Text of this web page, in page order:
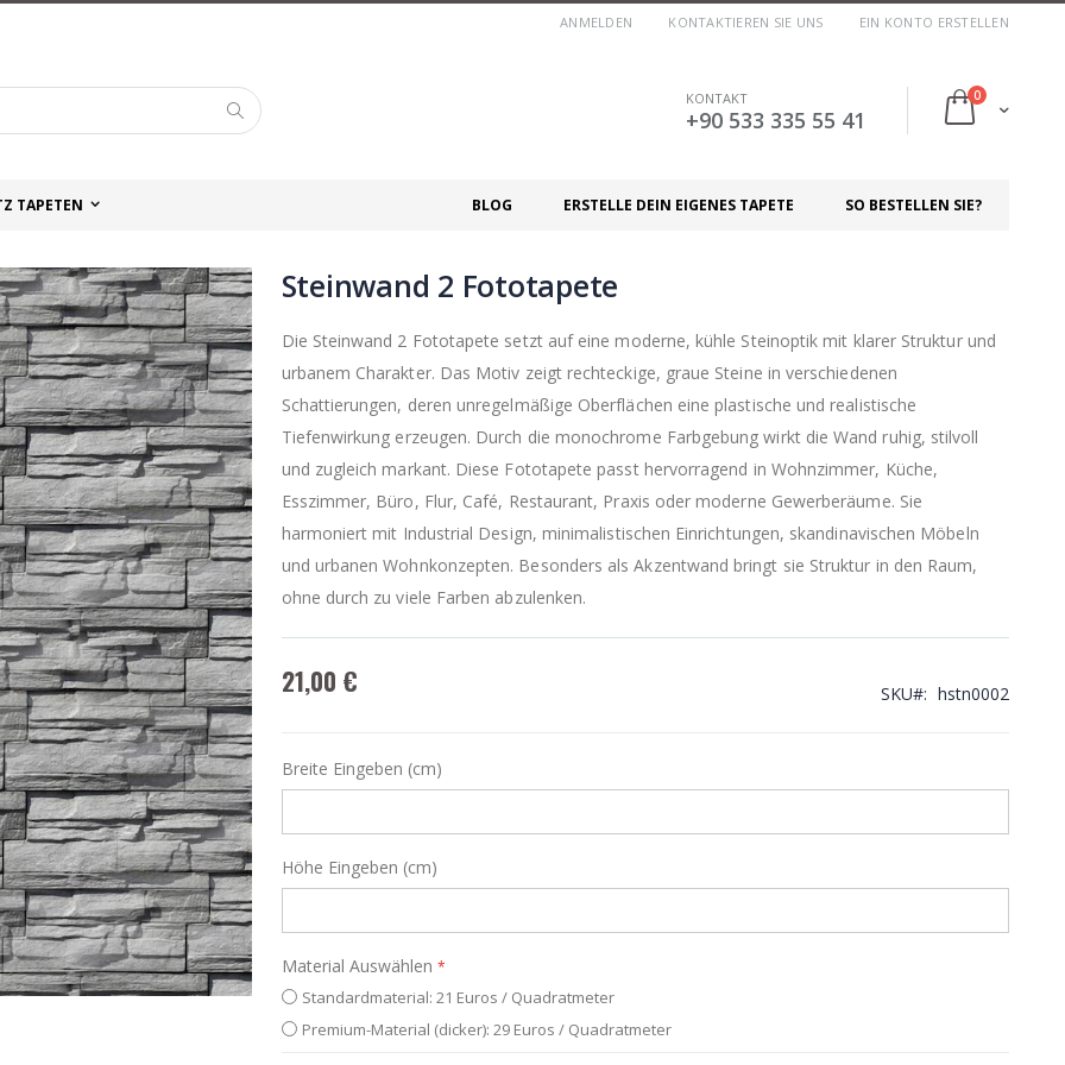
ANMELDEN KONTAKTIEREN SIE UNS EIN KONTO ERSTELLEN
Cart
0Artikel
Suche KONTAKT
+90 533 335 55 41
TAPETEN SO BESTELLEN SIE?
ERSTELLE DEIN EIGENES TAPETE
BLOG
Steinwand 2 Fototapete
Die Steinwand 2 Fototapete setzt auf eine moderne, kühle Steinoptik mit klarer Struktur und
urbanem Charakter. Das Motiv zeigt rechteckige, graue Steine in verschiedenen
Schattierungen, deren unregelmäßige Oberflächen eine plastische und realistische
Tiefenwirkung erzeugen. Durch die monochrome Farbgebung wirkt die Wand ruhig, stilvoll
und zugleich markant. Diese Fototapete passt hervorragend in Wohnzimmer, Küche,
Esszimmer, Büro, Flur, Café, Restaurant, Praxis oder moderne Gewerberäume. Sie
harmoniert mit Industrial Design, minimalistischen Einrichtungen, skandinavischen Möbeln
und urbanen Wohnkonzepten. Besonders als Akzentwand bringt sie Struktur in den Raum,
ohne durch zu viele Farben abzulenken.
21,00 € SKU hstn0002
Breite Eingeben (cm)
Höhe Eingeben (cm)
Material Auswählen
Standardmaterial: 21 Euros / Quadratmeter
Premium-Material (dicker): 29 Euros / Quadratmeter